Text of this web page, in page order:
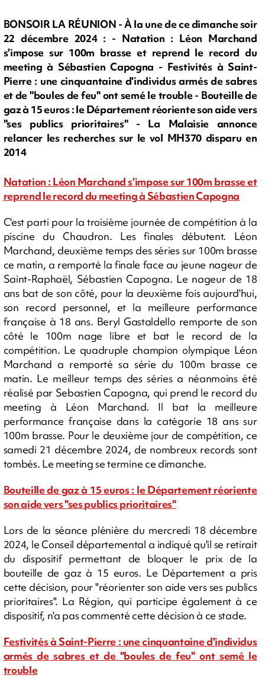
BONSOIR LA RÉUNION - À la une de ce dimanche soir
22 décembre 2024 : - Natation : Léon Marchand
s'impose sur 100m brasse et reprend le record du
meeting à Sébastien Capogna - Festivités à Saint-
Pierre : une cinquantaine d'individus armés de sabres
et de "boules de feu" ont semé le trouble - Bouteille de
gaz à 15 euros : le Département réoriente son aide vers
"ses publics prioritaires" - La Malaisie annonce
relancer les recherches sur le vol MH370 disparu en
2014
Natation : Léon Marchand s'impose sur 100m brasse et
reprend le record du meeting à Sébastien Capogna
C'est parti pour la troisième journée de compétition à la
piscine du Chaudron. Les finales débutent. Léon
Marchand, deuxième temps des séries sur 100m brasse
ce matin, a remporté la finale face au jeune nageur de
Saint-Raphaël, Sébastien Capogna. Le nageur de 18
ans bat de son côté, pour la deuxième fois aujourd'hui,
son record personnel, et la meilleure performance
française à 18 ans. Beryl Gastaldello remporte de son
côté le 100m nage libre et bat le record de la
compétition. Le quadruple champion olympique Léon
Marchand a remporté sa série du 100m brasse ce
matin. Le meilleur temps des séries a néanmoins été
réalisé par Sebastien Capogna, qui prend le record du
meeting à Léon Marchand. Il bat la meilleure
performance française dans la catégorie 18 ans sur
100m brasse. Pour le deuxième jour de compétition, ce
samedi 21 décembre 2024, de nombreux records sont
tombés. Le meeting se termine ce dimanche.
Bouteille de gaz à 15 euros : le Département réoriente
son aide vers "ses publics prioritaires"
Lors de la séance plénière du mercredi 18 décembre
2024, le Conseil départemental a indiqué qu'il se retirait
du dispositif permettant de bloquer le prix de la
bouteille de gaz à 15 euros. Le Département a pris
cette décision, pour "réorienter son aide vers ses publics
prioritaires". La Région, qui participe également à ce
dispositif, n'a pas commenté cette décision à ce stade.
Festivités à Saint-Pierre : une cinquantaine d'individus
armés de sabres et de "boules de feu" ont semé le
trouble